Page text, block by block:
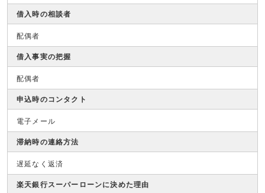
借入時の相談者
配偶者
借入事実の把握
配偶者
申込時のコンタクト
電子メール
滞納時の連絡方法
遅延なく返済
楽天銀行スーパーローンに決めた理由